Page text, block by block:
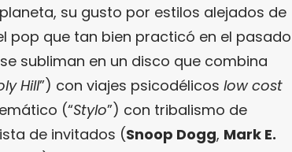
su gusto por estilos alejados de
pop que tan bien practicó en el pasado
subliman en un disco que combina
Hill”) con viajes psicodélicos low cost
(“Stylo”) con tribalismo de
de invitados (Snoop Dogg, Mark E.